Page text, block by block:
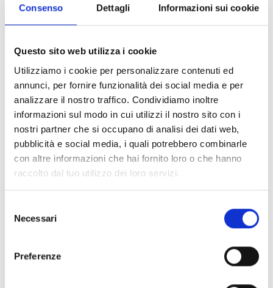
Consenso Dettagli Informazioni sui cookie
Questo sito web utilizza i cookie
Utilizziamo i cookie per personalizzare contenuti ed
annunci, per fornire funzionalità dei social media e per
analizzare il nostro traffico. Condividiamo inoltre
informazioni sul modo in cui utilizzi il nostro sito con i
nostri partner che si occupano di analisi dei dati web,
pubblicità e social media, i quali potrebbero combinarle
con altre informazioni che hai fornito loro o che hanno
raccolto dal tuo utilizzo dei loro servizi.
delNecessari
Preferenze